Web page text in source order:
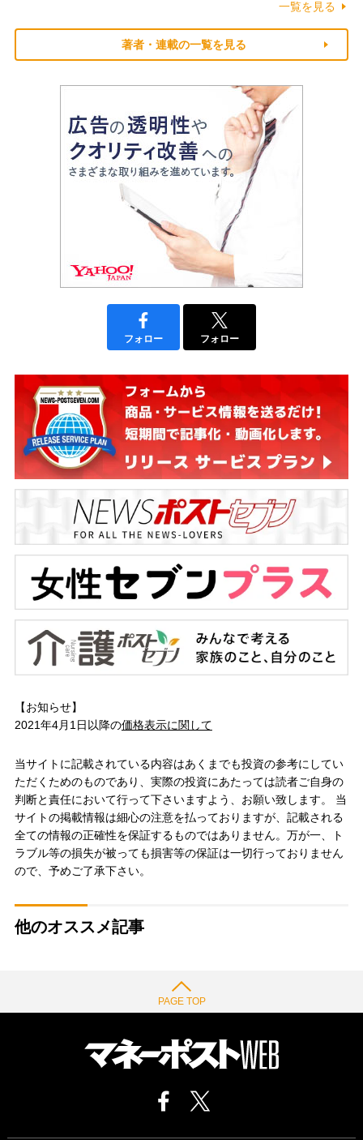
一覧を見る
著者・連載の一覧を見る
フォロー フォロー
【お知らせ】
2021年4月1日以降の価格表示に関して
当サイトに記載されている内容はあくまでも投資の参考にしてい
ただくためのものであり、実際の投資にあたっては読者ご自身の
判断と責任において行って下さいますよう、お願い致します。 当
サイトの掲載情報は細心の注意を払っておりますが、記載される
全ての情報の正確性を保証するものではありません。万が一、ト
ラブル等の損失が被っても損害等の保証は一切行っておりません
ので、予めご了承下さい。
他のオススメ記事
PAGE TOP